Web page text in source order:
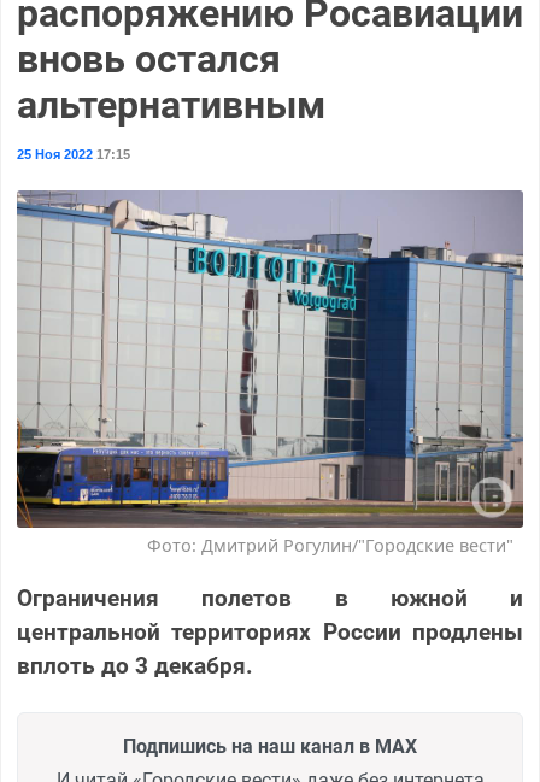
распоряжению Росавиации
вновь остался
альтернативным
25 Ноя 202217:15
Фото: Дмитрий Рогулин/"Городские вести"
Ограничения полетов в южной и
центральной территориях России продлены
вплоть до 3 декабря.
Подпишись на наш канал в MAX